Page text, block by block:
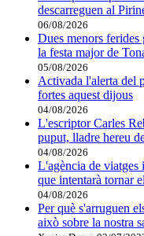
descarreguen al
06/08/2026
Dues menors ferides
la festa major de
05/08/2026
Activada l'alerta del
fortes aquest dijous
04/08/2026
L'escriptor Carles
puput, lladre hereu
04/08/2026
L'agència de viatges
que intentarà tornar
04/08/2026
Per què s'arruguen
això sobre la nostra